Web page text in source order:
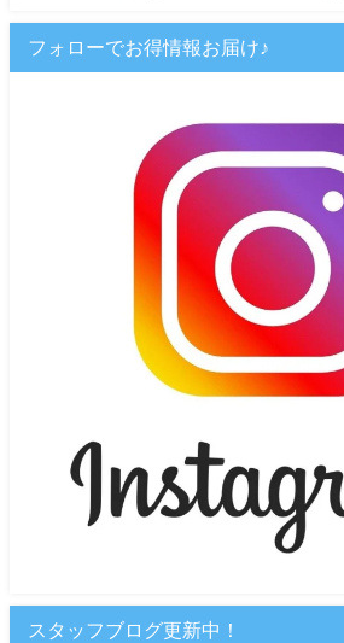
フォローでお得情報お届け♪
スタッフブログ更新中！